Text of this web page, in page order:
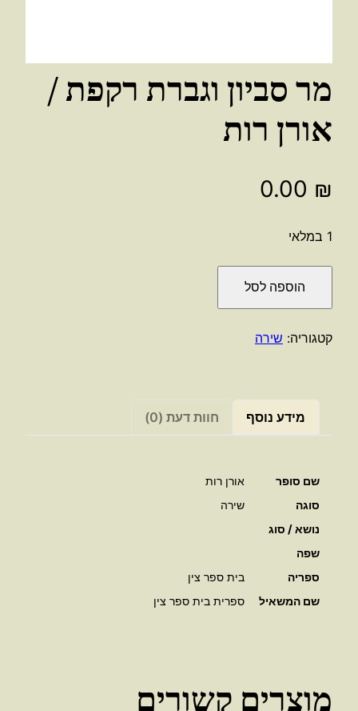
מר סביון וגברת רקפת /
אורן רות
0.00 ₪
1 במלאי
מר
סביון
רות
הוספה לסל
קטגוריה: שירה
מידע נוסף חוות דעת (0)
שם סופר
אורן רות
סוגה
שירה
נושא / סוג
שפה
ספריה
בית ספר צין
שם המשאיל
ספרית בית ספר צין
מוצרים קשורים